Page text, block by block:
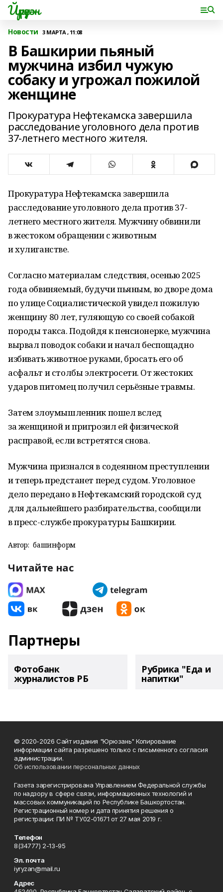
Йүрүҙән
Новости 3 МАРТА , 11:08
В Башкирии пьяный
мужчина избил чужую
собаку и угрожал пожилой
женщине
Прокуратура Нефтекамска завершила
расследование уголовного дела против
37-летнего местного жителя.
Прокуратура Нефтекамска завершила
расследование уголовного дела против 37-
летнего местного жителя. Мужчину обвинили
в жестоком обращении с животным
и хулиганстве.
Согласно материалам следствия, осенью 2025
года обвиняемый, будучи пьяным, во дворе дома
по улице Социалистической увидел пожилую
женщину 80 лет, гуляющую со своей собакой
породы такса. Подойдя к пенсионерке, мужчина
вырвал поводок собаки и начал беспощадно
избивать животное руками, бросать его об
асфальт и столбы электросети. От жестоких
ударов питомец получил серьёзные травмы.
Затем злоумышленник пошел вслед
за женщиной и пригрозил ей физической
расправой, если встретятся снова.
Мужчина признался в содеянном преступлении
и теперь предстанет перед судом. Уголовное
дело передано в Нефтекамский городской суд
для дальнейшего разбирательства, сообщили
в пресс-службе прокуратуры Башкирии.
Автор: башинформ
Читайте нас
Партнеры
Фотобанк
журналистов РБ
Рубрика "Еда и
напитки"
© 2020-2026 Сайт издания "Юрюзань" Копирование
информации сайта разрешено только с письменного согласия
администрации.
Об использовании персональных данных
Газета зарегистрирована Управлением Федеральной службы
по надзору в сфере связи, информационных технологий и
массовых коммуникаций по Республике Башкортостан.
Регистрационный номер и дата принятия решения о
регистрации: ПИ № ТУ02-01671 от 27 мая 2019 г.
Телефон
8(34777) 2-13-95
Эл. почта
iyryzan@mail.ru
Адрес